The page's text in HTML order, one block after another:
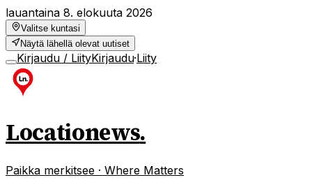
lauantaina 8. elokuuta 2026
Valitse kuntasi
Näytä lähellä olevat uutiset
Kirjaudu / LiityKirjaudu·Liity
Locationews.
Paikka merkitsee · Where Matters